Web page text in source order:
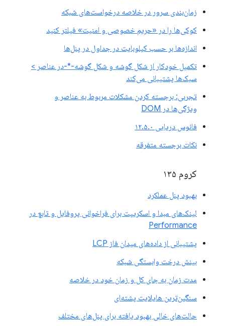
زمان‌بندی سرور در خلاصه درخواست‌های شبکه
کوکی‌ها را در «حریم خصوصی و امنیت» فیلتر کنید
اندازه‌ها بر حسب کیلوبایت در جداول در پنل‌ها
تکمیل خودکار از شکل گوشه و شکل گوشه-*-در عناصر >
سبک‌ها پشتیبانی می‌کند
تجربی: برجسته کردن مشکلات مربوط به عناصر و
ویژگی‌ها در DOM
فانوس دریایی ۱۲.۵.۰
نکات برجسته متفرقه
کروم ۱۳۵
بهبود پنل عملکرد
لینک‌های مبدا و اسکریپت برای فراخوانی پروفایل و تابع در
Performance
پشتیبانی از داده‌های میدان فاز LCP
بینش درخت وابستگی شبکه
مدت زمان به جای کل و زمان خود در خلاصه
سنگین‌ترین هایلایت پشته‌ای
حالت‌های خالی بهبود یافته برای پنل‌های مختلف